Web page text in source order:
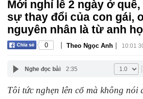
Mới nghỉ lễ 2 ngày ở
sự thay đổi của con gái,
nguyên nhân là từ anh họ
0 | Theo Ngọc Anh | 10:01
Nghe đọc bài 2:35
Tôi tức nghẹn lên cổ mà không nói